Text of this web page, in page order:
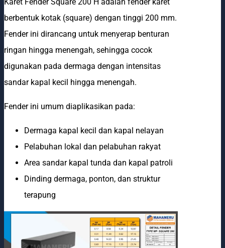
berbentuk kotak (square) dengan tinggi 200 mm.
Fender ini dirancang untuk menyerap benturan
ringan hingga menengah, sehingga cocok
digunakan pada dermaga dengan intensitas
sandar kapal kecil hingga menengah.
Fender ini umum diaplikasikan pada:
Dermaga kapal kecil dan kapal nelayan
Pelabuhan lokal dan pelabuhan rakyat
Area sandar kapal tunda dan kapal patroli
Dinding dermaga, ponton, dan struktur
terapung